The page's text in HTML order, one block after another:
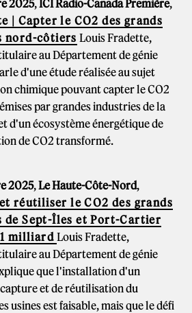
2025,ICI Radio-Canada Première,
| Capter le CO2 des grands
nord-côtiers Louis Fradette,
au Département de génie
d'une étude réalisée au sujet
chimique pouvant capter le CO2
par grandes industries de la
d'un écosystème énergétique de
de CO2 transformé.
2025,Le Haute-Côte-Nord,
réutiliser le CO2 des grands
de Sept-Îles et Port-Cartier
milliardLouis Fradette,
au Département de génie
que l'installation d'un
et de réutilisation du
usines est faisable, mais que le défi